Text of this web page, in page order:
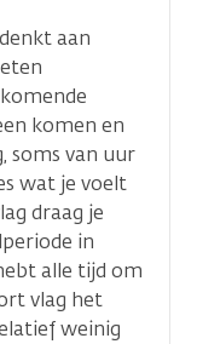
aan
komen en
soms van uur
wat je voelt
draag je
in
alle tijd om
vlag het
weinig